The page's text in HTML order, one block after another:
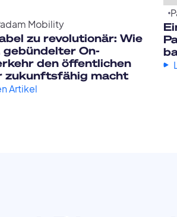
Mobility
zu revolutionär: Wie
gebündelter On-
den öffentlichen
zukunftsfähig macht
Artikel